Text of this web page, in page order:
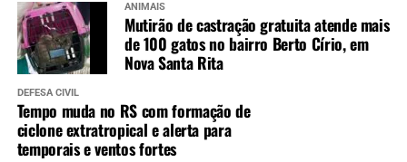
ANIMAIS
Mutirão de castração gratuita atende mais
de 100 gatos no bairro Berto Círio, em
Nova Santa Rita
DEFESA CIVIL
Tempo muda no RS com formação de
ciclone extratropical e alerta para
temporais e ventos fortes